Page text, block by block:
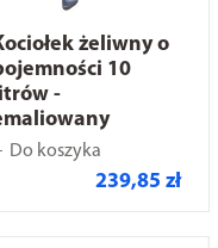
żeliwny o
10
-
Do koszyka
239,85 zł